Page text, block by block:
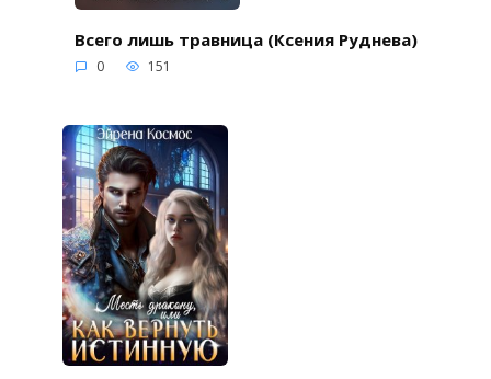
Всего лишь травница (Ксения Руднева)
0 151